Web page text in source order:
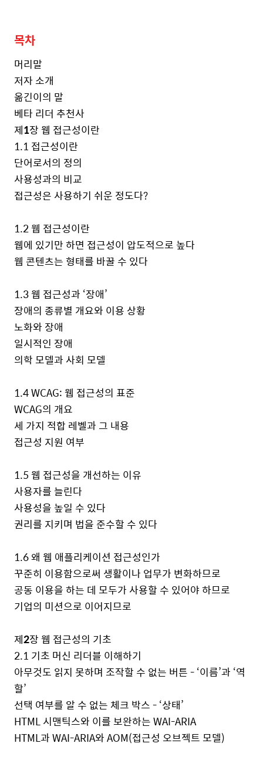
목차
머리말
저자 소개
옮긴이의 말
베타 리더 추천사
제1장 웹 접근성이란
1.1 접근성이란
단어로서의 정의
사용성과의 비교
접근성은 사용하기 쉬운 정도다?
1.2웹 접근성이란
웹에 있기만 하면 접근성이 압도적으로 높다
웹 콘텐츠는 형태를 바꿀 수 있다
1.3웹 접근성과 ‘장애’
장애의 종류별 개요와 이용 상황
노화와 장애
일시적인 장애
의학 모델과 사회 모델
1.4WCAG:웹 접근성의 표준
WCAG의 개요
세 가지 적합 레벨과 그 내용
접근성 지원 여부
1.5웹 접근성을 개선하는 이유
사용자를 늘린다
사용성을 높일 수 있다
권리를 지키며 법을 준수할 수 있다
1.6왜 웹 애플리케이션 접근성인가
꾸준히 이용함으로써 생활이나 업무가 변화하므로
공동 이용을 하는 데 모두가 사용할 수 있어야 하므로
기업의 미션으로 이어지므로
제2장 웹 접근성의 기초
2.1 기초 머신 리더블 이해하기
아무것도 읽지 못하며 조작할 수 없는 버튼-‘이름’과 ‘역
할’
선택 여부를 알 수 없는 체크 박스-‘상태’
HTML시맨틱스와 이를 보완하는WAI-ARIA
HTML과WAI-ARIA와AOM(접근성 오브젝트 모델)